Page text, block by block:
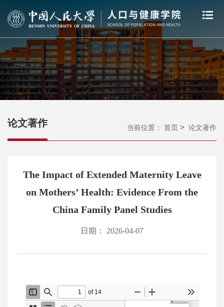
论文著作 当前位置： 首页 > 论文著作
The Impact of Extended Maternity Leave
on Mothers’ Health: Evidence From the
China Family Panel Studies
日期： 2026-04-07